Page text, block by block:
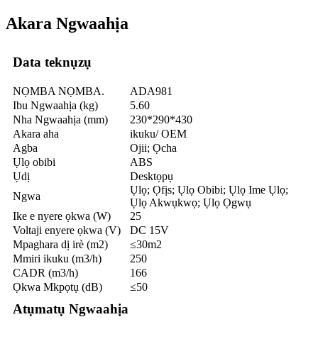
Akara Ngwaahịa
Data teknụzụ
NỌMBA NỌMBA.
ADA981
Ibu Ngwaahịa (kg)
5.60
Nha Ngwaahịa (mm)
230*290*430
Akara aha
ikuku/ OEM
Agba
Ojii; Ọcha
Ụlọ obibi
ABS
Ụdị
Desktọpụ
Ngwa
Ụlọ; Ọfịs; Ụlọ Obibi; Ụlọ Ime Ụlọ;
Ụlọ Akwụkwọ; Ụlọ Ọgwụ
Ike e nyere ọkwa (W)
25
Voltaji enyere ọkwa (V)
DC 15V
Mpaghara dị irè (m2)
≤30m2
Mmiri ikuku (m3/h)
250
CADR (m3/h)
166
Ọkwa Mkpọtụ (dB)
≤50
Atụmatụ Ngwaahịa